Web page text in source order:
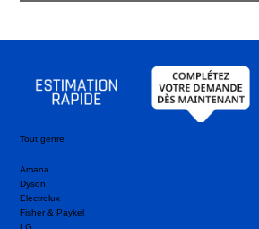
Tout genre
Amana
Dyson
Electrolux
Fisher & Paykel
LG